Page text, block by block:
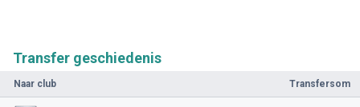
Transfer geschiedenis
Naar club Transfersom